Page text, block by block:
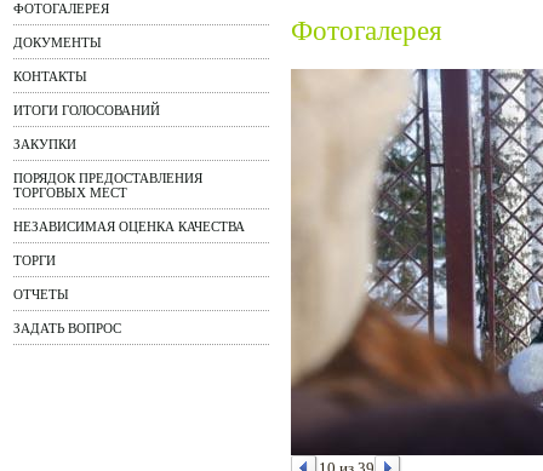
ФОТОГАЛЕРЕЯ
ДОКУМЕНТЫ
КОНТАКТЫ
ИТОГИ ГОЛОСОВАНИЙ
ЗАКУПКИ
ПОРЯДОК ПРЕДОСТАВЛЕНИЯ
ТОРГОВЫХ МЕСТ
НЕЗАВИСИМАЯ ОЦЕНКА КАЧЕСТВА
ТОРГИ
ОТЧЕТЫ
ЗАДАТЬ ВОПРОС
Фотогалерея